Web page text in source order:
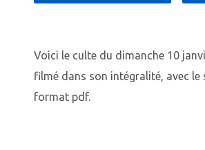
Voici le culte du dimanche 10
filmé dans son intégralité, avec
format pdf.